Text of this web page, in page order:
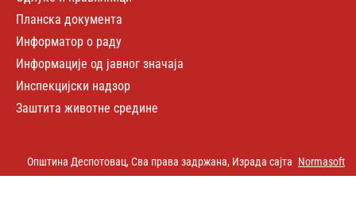
Планска документа
Информатор о раду
Информације од јавног значаја
Инспекцијски надзор
Заштита животне средине
Општина Деспотовац, Сва права задржана, Израда сајта Normasoft